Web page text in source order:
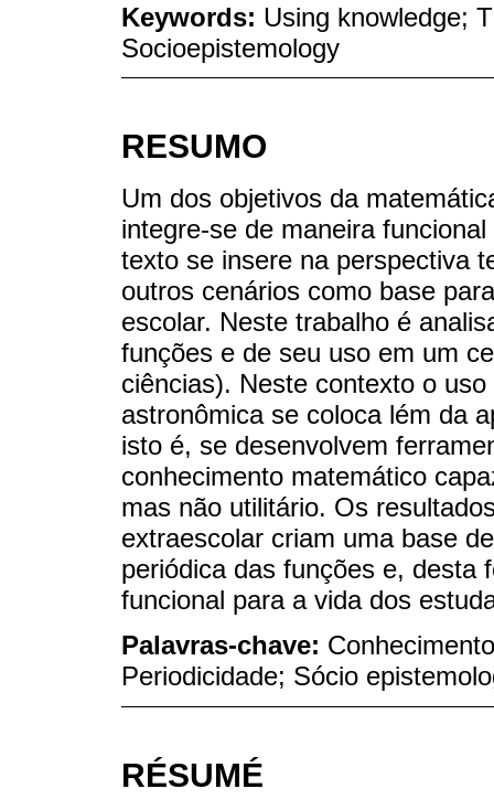
Keywords: Using knowledge;
Socioepistemology
RESUMO
Um dos objetivos da
integre-se de maneira
texto se insere na perspectiva
outros cenários como base
escolar. Neste trabalho é
funções e de seu uso em um
ciências). Neste contexto o
astronômica se coloca lém da
isto é, se desenvolvem
conhecimento matemático
mas não utilitário. Os
extraescolar criam uma base
periódica das funções e, desta
funcional para a vida dos
Palavras-chave:
Periodicidade; Sócio
RÉSUMÉ